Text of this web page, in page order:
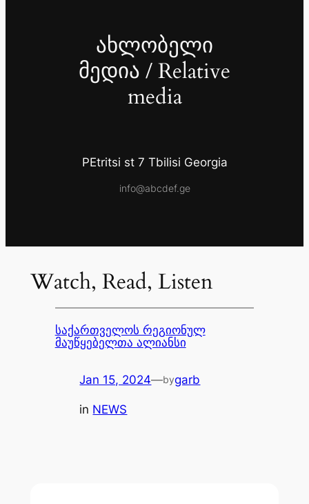
ახლობელი
მედია / Relative
media
PEtritsi st 7 Tbilisi Georgia
info@abcdef.ge
Watch, Read, Listen
საქართველოს რეგიონულ
მაუწყებელთა ალიანსი
Jan 15, 2024—bygarb
in NEWS